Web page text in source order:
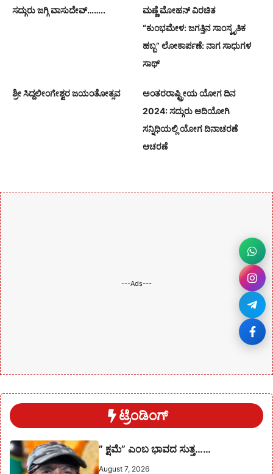
ಸದ್ಗುರು ಜಗ್ಗಿ ವಾಸುದೇವ್……..
ಮಣ್ಣೆ ಮೋಹನ್ ವಿರಚಿತ
“ಕುಂಭಮೇಳ: ಜಗತ್ತಿನ ಸಾಂಸ್ಕೃತಿಕ
ಹಬ್ಬ” ಲೋಕಾರ್ಪಣೆ: ನಾಗ ಸಾಧುಗಳ
ಸಾಥ್
ಶ್ರೀ ಸಿದ್ದಲೀಂಗೇಶ್ವರ ಜಯಂತೋತ್ಸವ
ಅಂತರರಾಷ್ಟ್ರೀಯ ಯೋಗ ದಿನ
2024: ಸದ್ಗುರು ಆದಿಯೋಗಿ
ಸನ್ನಿಧಿಯಲ್ಲಿ ಯೋಗ ದಿನಾಚರಣೆ
ಆಚರಣೆ
---Ads---
ಟ್ರೆಂಡಿಂಗ್
” ಕ್ಷಮೆ” ಎಂಬ ಭಾವದ ಸುತ್ತ……
August 7, 2026